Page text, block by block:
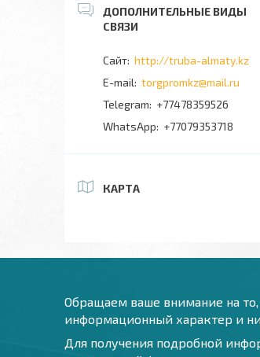
http://truba-almaty.kz
torgpromkz@mail.ru
+77478359526
+77079353718
КАРТА
Обращаем ваше внимание на то,
информационный характер и
Для получения подробной